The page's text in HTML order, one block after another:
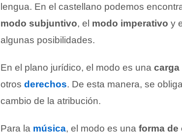
lengua. En el castellano podemos
modo subjuntivo, el modo imperativo y
algunas posibilidades.
En el plano jurídico, el modo es una carga
otros derechos. De esta manera, se
cambio de la atribución.
Para la música, el modo es una forma de